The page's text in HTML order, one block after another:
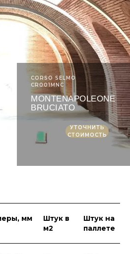
MONTENAPOLEONE
BRUCIATO
CORSO SELMO
CR001MNC
УТОЧНИТЬ
СТОИМОСТЬ
мм
Штук в
м2
Штук на
паллете